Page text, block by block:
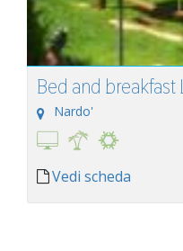
Bed and breakfast
Nardo'
Vedi scheda